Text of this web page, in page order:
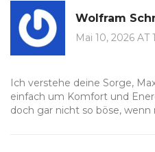
Wolfram
Mai 10, 2026 AT
Ich verstehe deine Sorge,
einfach um Komfort und
doch gar nicht so böse,